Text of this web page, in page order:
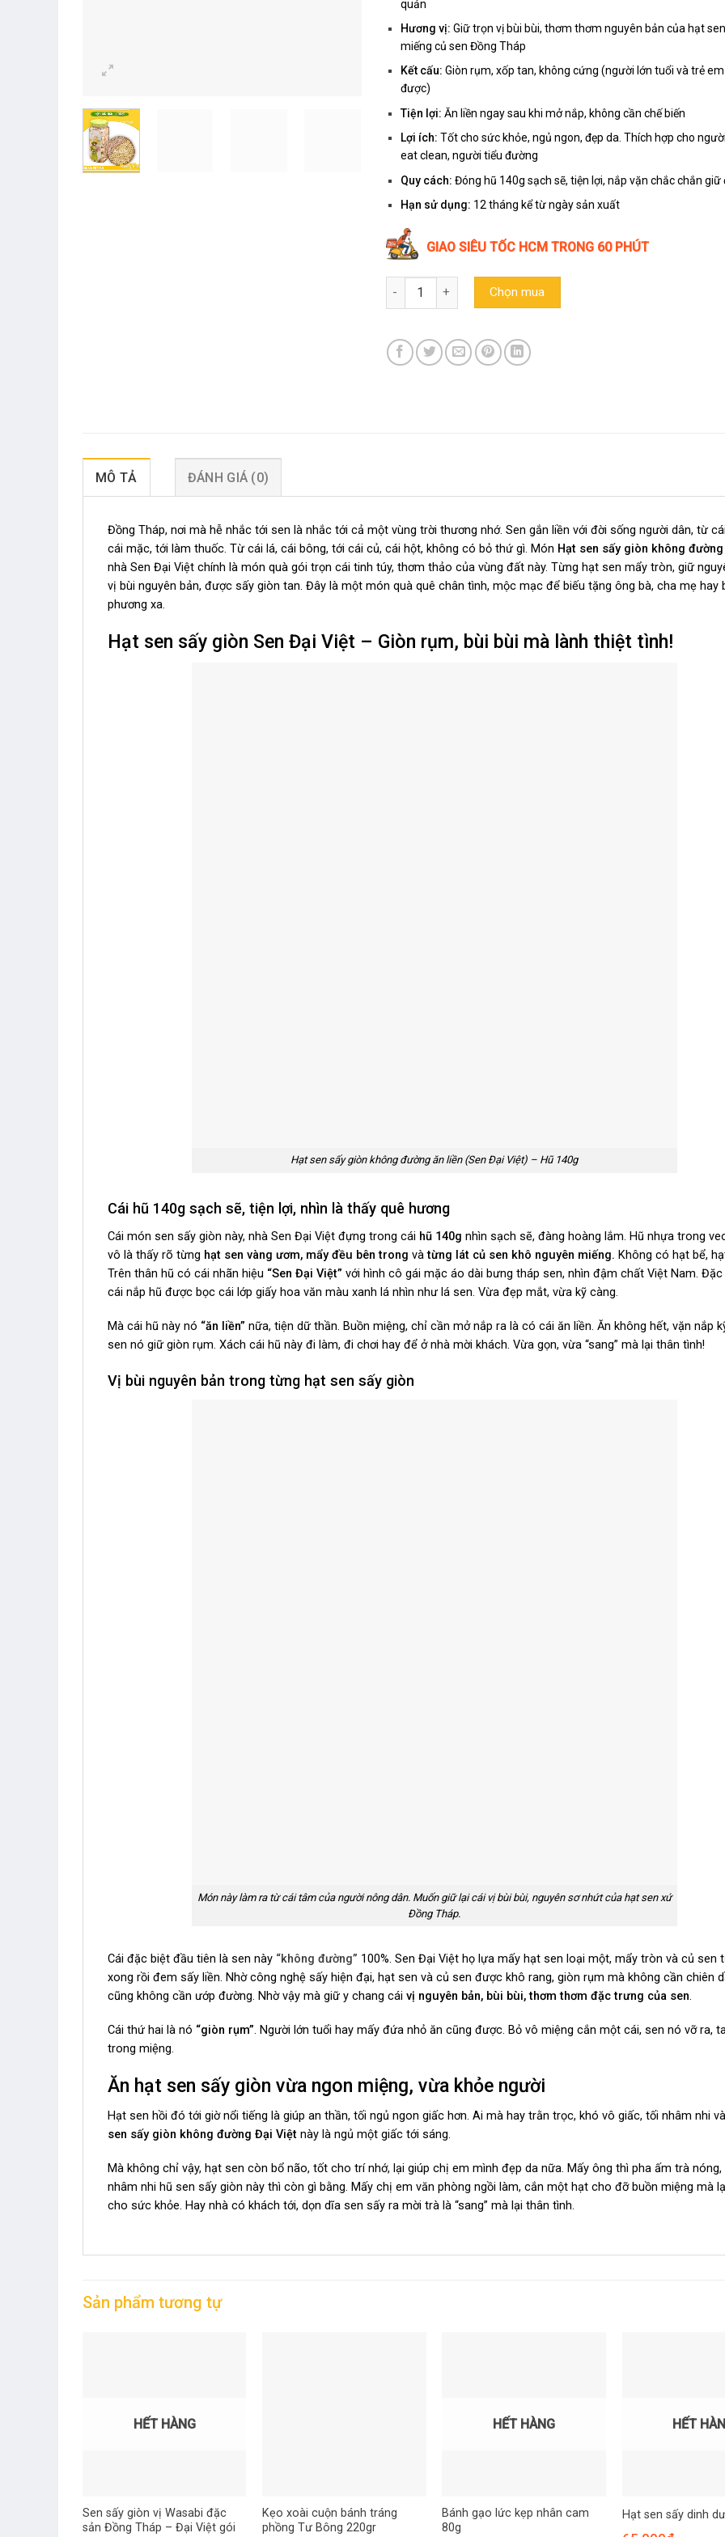
quản
Hương vị: Giữ trọn vị bùi bùi, thơm thơm nguyên bản của hạt
miếng củ sen Đồng Tháp
Kết cấu: Giòn rụm, xốp tan, không cứng (người lớn tuổi và trẻ
được)
Tiện lợi: Ăn liền ngay sau khi mở nắp, không cần chế biến
Lợi ích: Tốt cho sức khỏe, ngủ ngon, đẹp da. Thích hợp cho
eat clean, người tiểu đường
Quy cách: Đóng hũ 140g sạch sẽ, tiện lợi, nắp vặn chắc chắn giữ
Hạn sử dụng: 12 tháng kể từ ngày sản xuất
GIAO SIÊU TỐC HCM TRONG 60 PHÚT
Hạt sen sấy giòn không đường ăn liền (Sen Đại Việt) - Hũ 140g
Chọn mua
MÔ TẢ ĐÁNH GIÁ (0)
Đồng Tháp, nơi mà hễ nhắc tới sen là nhắc tới cả một vùng trời thương nhớ. Sen gắn liền với đời sống người dân, từ
cái mặc, tới làm thuốc. Từ cái lá, cái bông, tới cái củ, cái hột, không có bỏ thứ gì. Món Hạt sen sấy giòn không đường
nhà Sen Đại Việt chính là món quà gói trọn cái tinh túy, thơm thảo của vùng đất này. Từng hạt sen mẩy tròn, giữ
vị bùi nguyên bản, được sấy giòn tan. Đây là một món quà quê chân tình, mộc mạc để biếu tặng ông bà, cha mẹ hay
phương xa.
Hạt sen sấy giòn Sen Đại Việt – Giòn rụm, bùi bùi mà lành thiệt tình!
Hạt sen sấy giòn không đường ăn liền (Sen Đại Việt) – Hũ 140g
Cái hũ 140g sạch sẽ, tiện lợi, nhìn là thấy quê hương
Cái món sen sấy giòn này, nhà Sen Đại Việt đựng trong cái hũ 140g nhìn sạch sẽ, đàng hoàng lắm. Hũ nhựa trong
vô là thấy rõ từng hạt sen vàng ươm, mẩy đều bên trong vàtừng lát củ sen khô nguyên miếng. Không có hạt bể,
Trên thân hũ có cái nhãn hiệu “Sen Đại Việt” với hình cô gái mặc áo dài bưng tháp sen, nhìn đậm chất Việt Nam. Đặc
cái nắp hũ được bọc cái lớp giấy hoa văn màu xanh lá nhìn như lá sen. Vừa đẹp mắt, vừa kỹ càng.
Mà cái hũ này nó “ăn liền” nữa, tiện dữ thần. Buồn miệng, chỉ cần mở nắp ra là có cái ăn liền. Ăn không hết, vặn nắp
sen nó giữ giòn rụm. Xách cái hũ này đi làm, đi chơi hay để ở nhà mời khách. Vừa gọn, vừa “sang” mà lại thân tình!
Vị bùi nguyên bản trong từng hạt sen sấy giòn
Món này làm ra từ cái tâm của người nông dân. Muốn giữ lại cái vị bùi bùi, nguyên sơ nhứt của hạt sen xứ
Đồng Tháp.
Cái đặc biệt đầu tiên là sen này “không đường” 100%. Sen Đại Việt họ lựa mấy hạt sen loại một, mẩy tròn và củ sen
xong rồi đem sấy liền. Nhờ công nghệ sấy hiện đại, hạt sen và củ sen được khô rang, giòn rụm mà không cần chiên
cũng không cần ướp đường. Nhờ vậy mà giữ y chang cái vị nguyên bản, bùi bùi, thơm thơm đặc trưng của sen.
Cái thứ hai là nó “giòn rụm”. Người lớn tuổi hay mấy đứa nhỏ ăn cũng được. Bỏ vô miệng cắn một cái, sen nó vỡ ra,
trong miệng.
Ăn hạt sen sấy giòn vừa ngon miệng, vừa khỏe người
Hạt sen hồi đó tới giờ nổi tiếng là giúp an thần, tối ngủ ngon giấc hơn. Ai mà hay trằn trọc, khó vô giấc, tối nhâm nhi
sen sấy giòn không đường Đại Việt này là ngủ một giấc tới sáng.
Mà không chỉ vậy, hạt sen còn bổ não, tốt cho trí nhớ, lại giúp chị em mình đẹp da nữa. Mấy ông thì pha ấm trà nóng,
nhâm nhi hũ sen sấy giòn này thì còn gì bằng. Mấy chị em văn phòng ngồi làm, cắn một hạt cho đỡ buồn miệng mà
cho sức khỏe. Hay nhà có khách tới, dọn dĩa sen sấy ra mời trà là “sang” mà lại thân tình.
Sản phẩm tương tự
HẾT HÀNG
Sen sấy giòn vị Wasabi đặc
sản Đồng Tháp – Đại Việt gói
Kẹo xoài cuộn bánh tráng
phồng Tư Bông 220gr
HẾT HÀNG
Bánh gạo lức kẹp nhân cam
80g
HẾT
Hạt sen sấy dinh